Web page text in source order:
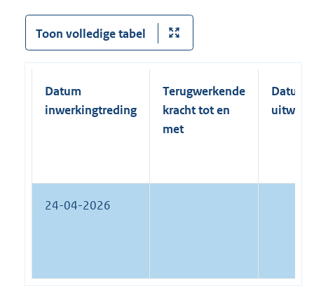
Toon volledige tabel
Datum
inwerkingtreding
Terugwerkende
kracht tot en
met
Datum
24-04-2026